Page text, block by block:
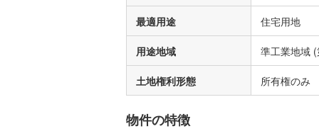
最適用途 住宅用地
用途地域 準工業地域
土地権利形態 所有権のみ
物件の特徴